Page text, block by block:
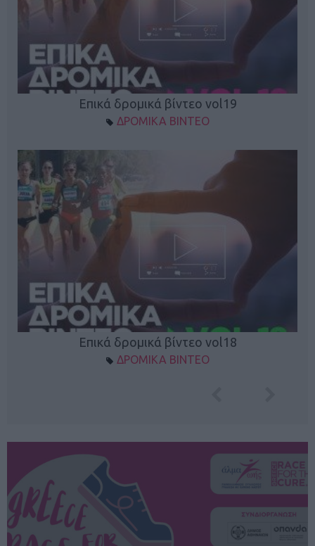
Επικά δρομικά βίντεο vol19
ΔΡΟΜΙΚΑ ΒΙΝΤΕΟ
Επικά δρομικά βίντεο vol18
ΔΡΟΜΙΚΑ ΒΙΝΤΕΟ